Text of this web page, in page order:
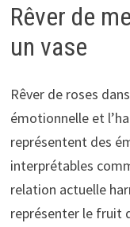
Rêver de
un vase
Rêver de roses
émotionnelle et
représentent des
interprétables
relation actuelle
représenter le fruit